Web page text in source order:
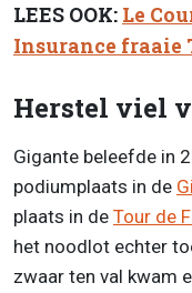
LEES OOK: Le
Insurance fraaie
Herstel viel
Gigante beleefde in
podiumplaats in de
plaats in de Tour de
het noodlot echter
zwaar ten val kwam